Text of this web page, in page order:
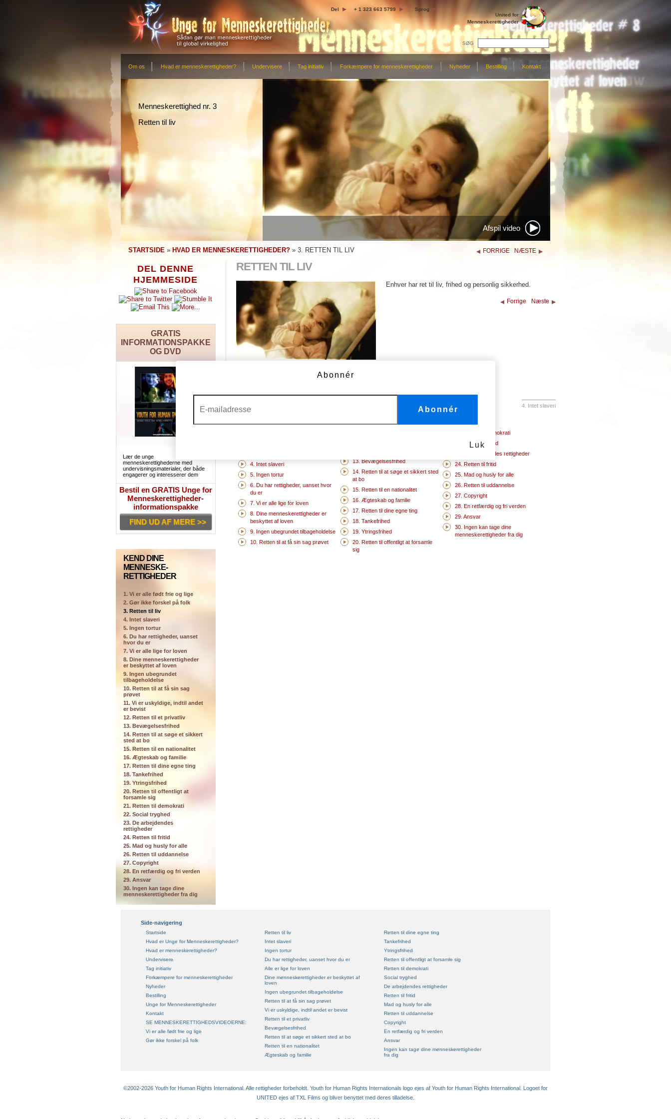
Del + 1 323 663 5799
Sprog
United for
Menneskerettigheder
SØG
Om os Hvad er menneskerettigheder? Undervisere Tag initiativ Forkæmpere for menneskerettigheder Nyheder Bestilling Kontakt
Menneskerettighed nr. 3
Retten til liv
Afspil video
STARTSIDE » HVAD ER MENNESKERETTIGHEDER? » 3. RETTEN TIL LIV FORRIGE NÆSTE
DEL DENNE
HJEMMESIDE
GRATIS
INFORMATIONSPAKKE
OG DVD
Lær de unge
menneskerettighederne med
undervisningsmaterialer, der både
engagerer og interesserer dem
Bestil en GRATIS Unge for
Menneskerettigheder-
informationspakke
FIND UD AF MERE >>
KEND DINE
MENNESKE-
RETTIGHEDER
1. Vi er alle født frie og lige
2. Gør ikke forskel på folk
3. Retten til liv
4. Intet slaveri
5. Ingen tortur
6. Du har rettigheder, uanset
hvor du er
7. Vi er alle lige for loven
8. Dine menneskerettigheder
er beskyttet af loven
9. Ingen ubegrundet
tilbageholdelse
10. Retten til at få sin sag
prøvet
11. Vi er uskyldige, indtil andet
er bevist
12. Retten til et privatliv
13. Bevægelsesfrihed
14. Retten til at søge et sikkert
sted at bo
15. Retten til en nationalitet
16. Ægteskab og familie
17. Retten til dine egne ting
18. Tankefrihed
19. Ytringsfrihed
20. Retten til offentligt at
forsamle sig
21. Retten til demokrati
22. Social tryghed
23. De arbejdendes
rettigheder
24. Retten til fritid
25. Mad og husly for alle
26. Retten til uddannelse
27. Copyright
28. En retfærdig og fri verden
29. Ansvar
30. Ingen kan tage dine
menneskerettigheder fra dig
RETTEN TIL LIV
Enhver har ret til liv, frihed og personlig sikkerhed.
Forrige Næste
4. Intet slaveri
FLERE VIDEOER
4. Intet slaveri
5. Ingen tortur
6. Du har rettigheder, uanset hvor
du er
7. Vi er alle lige for loven
8. Dine menneskerettigheder er
beskyttet af loven
9. Ingen ubegrundet tilbageholdelse
10. Retten til at få sin sag prøvet
13. Bevægelsesfrihed
14. Retten til at søge et sikkert sted
at bo
15. Retten til en nationalitet
16. Ægteskab og familie
17. Retten til dine egne ting
18. Tankefrihed
19. Ytringsfrihed
20. Retten til offentligt at forsamle
sig
21. Retten til demokrati
22. Social tryghed
23. De arbejdendes rettigheder
24. Retten til fritid
25. Mad og husly for alle
26. Retten til uddannelse
27. Copyright
28. En retfærdig og fri verden
29. Ansvar
30. Ingen kan tage dine
menneskerettigheder fra dig
Side-navigering
Startside
Hvad er Unge for Menneskerettigheder?
Hvad er menneskerettigheder?
Undervisere
Tag initiativ
Forkæmpere for menneskerettigheder
Nyheder
Bestilling
Unge for Menneskerettigheder
Kontakt
SE MENNESKERETTIGHEDSVIDEOERNE:
Vi er alle født frie og lige
Gør ikke forskel på folk
Retten til liv
Intet slaveri
Ingen tortur
Du har rettigheder, uanset hvor du er
Alle er lige for loven
Dine menneskerettigheder er beskyttet af
loven
Ingen ubegrundet tilbageholdelse
Retten til at få sin sag prøvet
Vi er uskyldige, indtil andet er bevist
Retten til et privatliv
Bevægelsesfrihed
Retten til at søge et sikkert sted at bo
Retten til en nationalitet
Ægteskab og familie
Retten til dine egne ting
Tankefrihed
Ytringsfrihed
Retten til offentligt at forsamle sig
Retten til demokrati
Social tryghed
De arbejdendes rettigheder
Retten til fritid
Mad og husly for alle
Retten til uddannelse
Copyright
En retfærdig og fri verden
Ansvar
Ingen kan tage dine menneskerettigheder
fra dig
©2002-2026 Youth for Human Rights International. Alle rettigheder forbeholdt. Youth for Human Rights Internationals logo ejes af Youth for Human Rights International. Logoet for
UNITED ejes af TXL Films og bliver benyttet med deres tilladelse.
Abonnér
Abonnér
Luk